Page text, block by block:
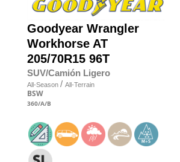
Goodyear Wrangler
Workhorse AT
205/70R15 96T
SUV/Camión Ligero
All-Season / All-Terrain
BSW
360/A/B